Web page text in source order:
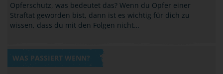
Opferschutz, was bedeutet das? Wenn du Opfer einer
Straftat geworden bist, dann ist es wichtig für dich zu
wissen, dass du mit den Folgen nicht…
WAS PASSIERT WENN?